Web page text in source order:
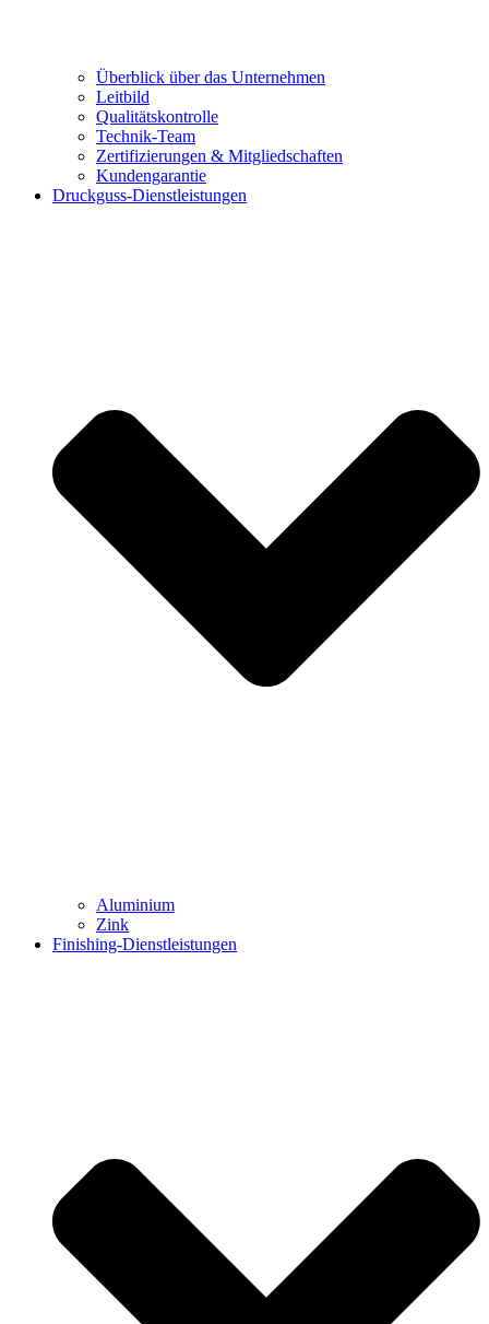
Überblick über das Unternehmen
Leitbild
Qualitätskontrolle
Technik-Team
Zertifizierungen & Mitgliedschaften
Kundengarantie
Druckguss-Dienstleistungen
Aluminium
Zink
Finishing-Dienstleistungen